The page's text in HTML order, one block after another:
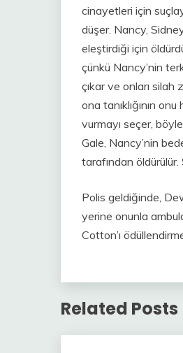
cinayetleri için
düşer. Nancy,
eleştirdiği için
çünkü Nancy’nin
çıkar ve onları silah
ona tanıklığının
vurmayı seçer,
Gale, Nancy’nin
tarafından
Polis geldiğinde,
yerine onunla
Cotton’ı
Related Posts